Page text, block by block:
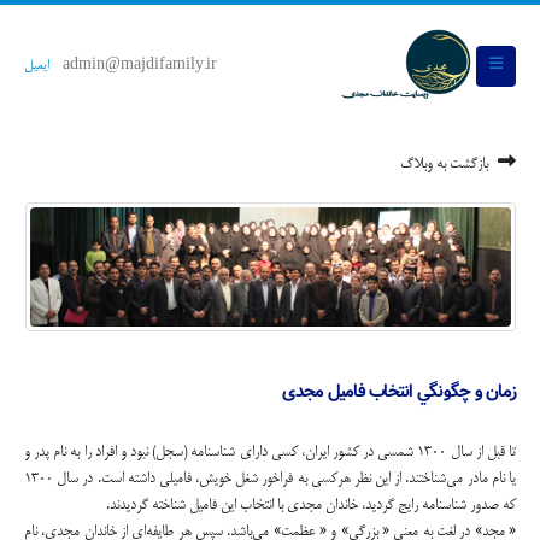
admin@majdifamily.ir ایمیل
بازگشت به وبلاگ
زمان و چگونگي انتخاب فاميل مجدی
تا قبل از سال 1300 شمسي در كشور ايران، كسي داراي شناسنامه (سجل) نبود و افراد را به نام پدر و
يا نام مادر مي‌شناختند. از اين نظر هركسي به فراخور شغل خويش، فاميلي داشته است. در سال 1300
كه صدور شناسنامه رايج گرديد، خاندان مجدي با انتخاب اين فاميل شناخته گرديدند.
« مجد» در لغت به معني « بزرگي» و « عظمت» مي‌باشد. سپس هر طايفه‌اي از خاندان مجدي، نام